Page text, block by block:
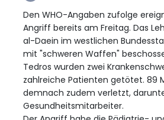
Den WHO-Angaben zufolge
Angriff bereits am Freitag. Das
al-Daein im westlichen
mit "schweren Waffen"
Tedros wurden zwei
zahlreiche Patienten getötet. 89
demnach zudem verletzt,
Gesundheitsmitarbeiter.